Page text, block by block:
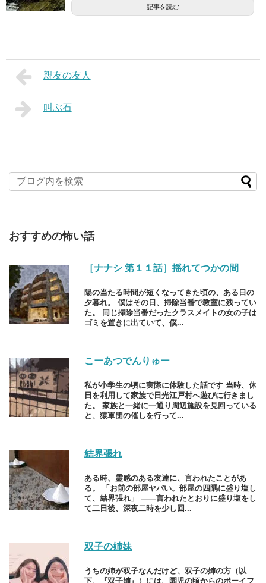
記事を読む
親友の友人
叫ぶ石
おすすめの怖い話
［ナナシ 第１１話］揺れてつかの間
陽の当たる時間が短くなってきた頃の、ある日の
夕暮れ。 僕はその日、掃除当番で教室に残ってい
た。 同じ掃除当番だったクラスメイトの女の子は
ゴミを置きに出ていて、僕...
こーあつでんりゅー
私が小学生の頃に実際に体験した話です 当時、休
日を利用して家族で日光江戸村へ遊びに行きまし
た。 家族と一緒に一通り周辺施設を見回っている
と、猿軍団の催しを行って...
結界張れ
ある時、霊感のある友達に、言われたことがあ
る。 「お前の部屋ヤバい。部屋の四隅に盛り塩し
て、結界張れ」 ――言われたとおりに盛り塩をし
て二日後、深夜二時を少し回...
双子の姉妹
うちの姉が双子なんだけど、双子の姉の方（以
下、『双子姉』）には、園児の頃からのボーイフ